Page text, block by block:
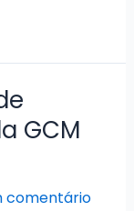
GCM
comentário